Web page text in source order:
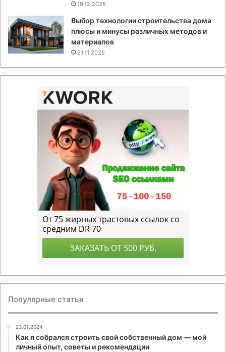
19.12.2025
Выбор технологии строительства дома
плюсы и минусы различных методов и
материалов
21.11.2025
Популярные статьи
23.01.2024
Как я собрался строить свой собственный дом — мой
личный опыт, советы и рекомендации